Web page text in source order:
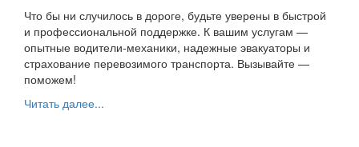
Что бы ни случилось в дороге, будьте уверены в быстрой
и профессиональной поддержке. К вашим услугам —
опытные водители-механики, надежные эвакуаторы и
страхование перевозимого транспорта. Вызывайте —
поможем!
Читать далее...